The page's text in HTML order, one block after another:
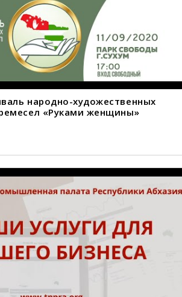
народно-художественных
«Руками женщины»